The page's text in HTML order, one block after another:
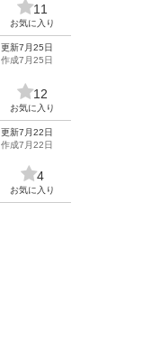
11
お気に入り
更新7月25日
作成7月25日
12
お気に入り
更新7月22日
作成7月22日
4
お気に入り